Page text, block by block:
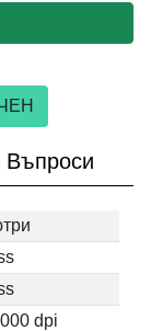
Въпроси
dpi